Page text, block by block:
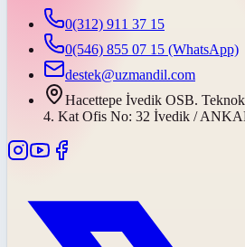
0(312) 911 37 15
0(546) 855 07 15 (WhatsApp)
destek@uzmandil.com
Hacettepe İvedik OSB.
4. Kat Ofis No: 32 İvedik /